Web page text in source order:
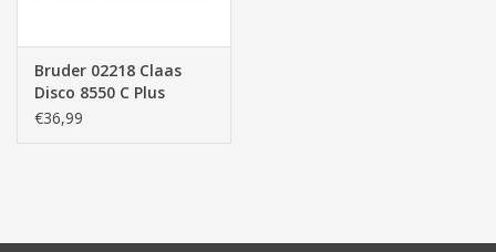
Speelgoed & hobby
Cadeau & feest
Bruder 02218 Claas
Disco 8550 C Plus
Driedelige Maaier
€36,99